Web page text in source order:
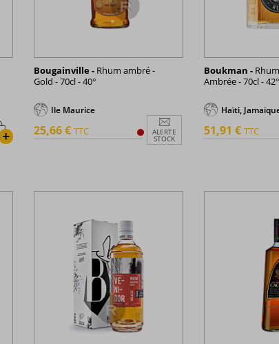
+
Bougainville -Rhum ambré -
Gold - 70cl - 40°
Ile Maurice
ALERTE
STOCK
25,66 € TTC
Boukman -
Ambrée - 70cl - 42°
Haïti, Jamaïque,
51,91 € TTC